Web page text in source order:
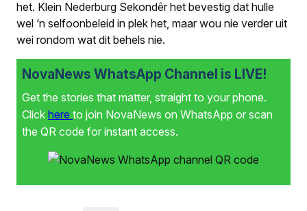
het. Klein Nederburg Sekondêr het bevestig dat hulle
wel ‘n selfoonbeleid in plek het, maar wou nie verder uit
wei rondom wat dit behels nie.
NovaNews WhatsApp Channel is LIVE!
Get the stories that matter, straight to your phone.
Click here to join NovaNews on WhatsApp or scan
the QR code for instant access.